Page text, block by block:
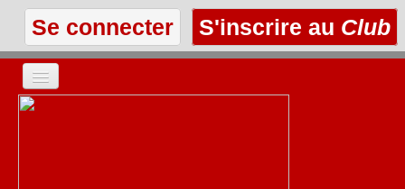
Se connecter S'inscrire au Club